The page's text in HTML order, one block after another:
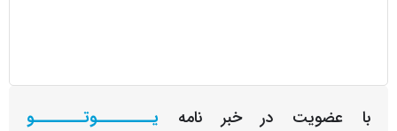
در خبر نامه
یـــــــــوتــــــــو